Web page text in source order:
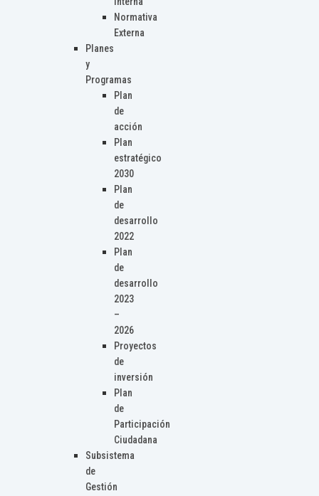
Normativa
Externa
Planes
y
Programas
Plan
de
acción
Plan
estratégico
2030
Plan
de
desarrollo
2022
Plan
de
desarrollo
2023
–
2026
Proyectos
de
inversión
Plan
de
Participación
Ciudadana
Subsistema
de
Gestión